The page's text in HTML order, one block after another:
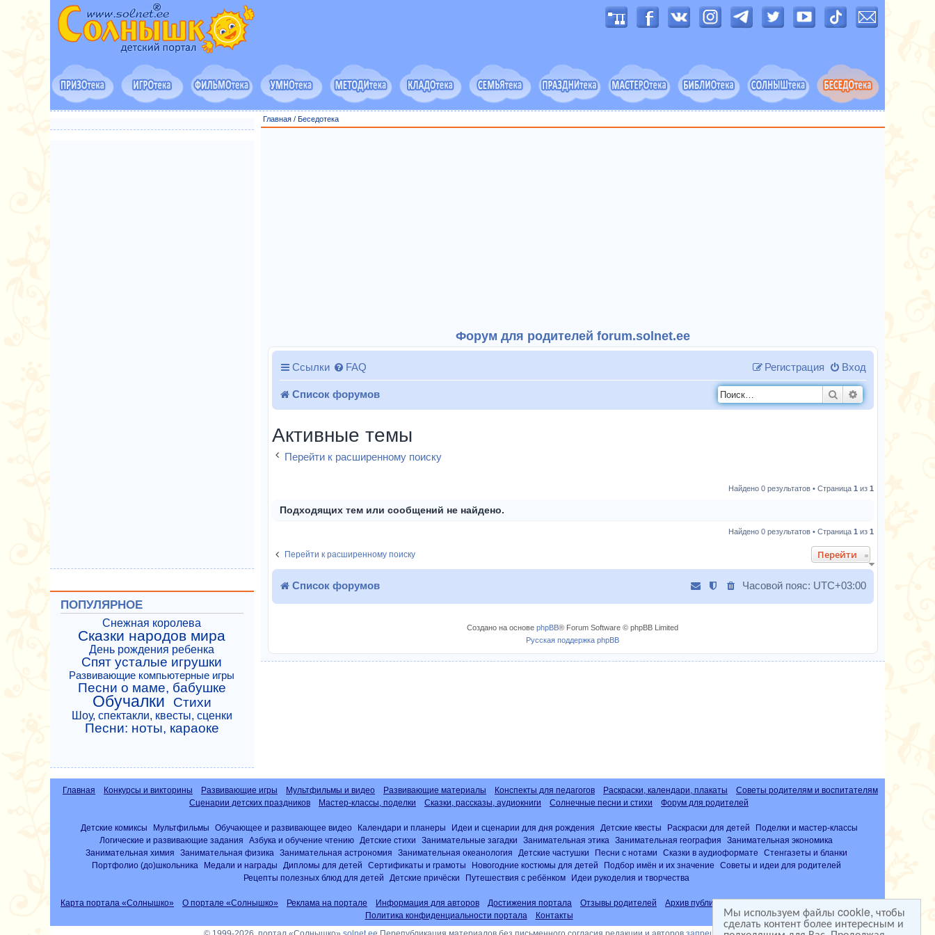
Мы используем файлы cookie, чтобы
сделать контент более интересным и
Главная/ Беседотека
Форум для родителей forum.solnet.ee
Ссылки FAQ Вход
Регистрация
Список форумов Поиск
Активные темы
Перейти к расширенному поиску
Найдено 0 результатов • Страница 1 из 1
Подходящих тем или сообщений не найдено.
Найдено 0 результатов • Страница 1 из 1
Перейти к расширенному поиску Перейти
Список форумов Часовой пояс: UTC+03:00
Создано на основеphpBB® Forum Software © phpBB Limited
Русская поддержка phpBB
ПОПУЛЯРНОЕ
Снежная королева
Сказки народов мира
День рождения ребенка
Спят усталые игрушки
Развивающие компьютерные игры
Песни о маме, бабушке
Обучалки Стихи
Шоу, спектакли, квесты, сценки
Песни: ноты, караоке
Главная Конкурсы и викторины Развивающие игры Мультфильмы и видео Развивающие материалы Конспекты для педагогов Раскраски, календари, плакаты
Советы родителям и воспитателям
Сценарии детских праздников
Мастер-классы, поделки Сказки, рассказы, аудиокниги Солнечные песни и стихи Форум для родителей
Детские комиксы Мультфильмы Обучающее и развивающее видео Календари и планеры Идеи и сценарии для дня рождения Детские квесты Раскраски для детей
Поделки и мастер-классы
Логические и развивающие задания
Азбука и обучение чтению Детские стихи Занимательные загадки Занимательная этика Занимательная география
Занимательная экономика
Занимательная химия
Занимательная физика Занимательная астрономия Занимательная океанология Детские частушки Песни с нотами Сказки в аудиоформате
Стенгазеты и бланки
Портфолио (до)школьника
Медали и награды Дипломы для детей Сертификаты и грамоты Новогодние костюмы для детей Подбор имён и их значение
Советы и идеи для родителей
Рецепты полезных блюд для детей
Детские причёски Путешествия с ребёнком Идеи рукоделия и творчества
Карта портала «Солнышко» О портале «Солнышко» Реклама на портале Информация для авторов Достижения портала Отзывы родителей Архив публикаций
Политика конфиденциальности портала
Контакты